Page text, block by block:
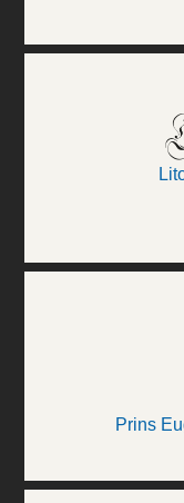
Prins